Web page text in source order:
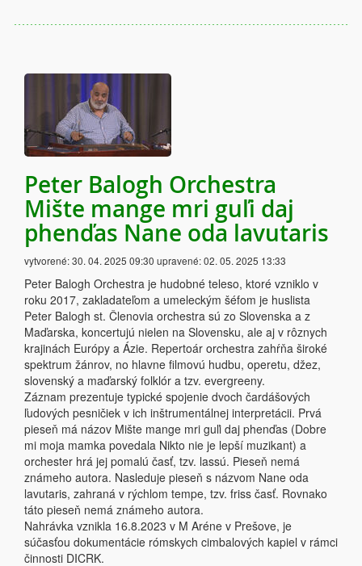
Peter Balogh Orchestra
Mište mange mri guľi daj
phenďas Nane oda lavutaris
vytvorené:30. 04. 2025 09:30 upravené:02. 05. 2025 13:33
Peter Balogh Orchestra je hudobné teleso, ktoré vzniklo v
roku 2017, zakladateľom a umeleckým šéfom je huslista
Peter Balogh st. Členovia orchestra sú zo Slovenska a z
Maďarska, koncertujú nielen na Slovensku, ale aj v rôznych
krajinách Európy a Ázie. Repertoár orchestra zahŕňa široké
spektrum žánrov, no hlavne filmovú hudbu, operetu, džez,
slovenský a maďarský folklór a tzv. evergreeny.
Záznam prezentuje typické spojenie dvoch čardášových
ľudových pesničiek v ich inštrumentálnej interpretácii. Prvá
pieseň má názov Mište mange mri guľi daj phenďas (Dobre
mi moja mamka povedala Nikto nie je lepší muzikant) a
orchester hrá jej pomalú časť, tzv. lassú. Pieseň nemá
známeho autora. Nasleduje pieseň s názvom Nane oda
lavutaris, zahraná v rýchlom tempe, tzv. friss časť. Rovnako
táto pieseň nemá známeho autora.
Nahrávka vznikla 16.8.2023 v M Aréne v Prešove, je
súčasťou dokumentácie rómskych cimbalových kapiel v rámci
činnosti DICRK.